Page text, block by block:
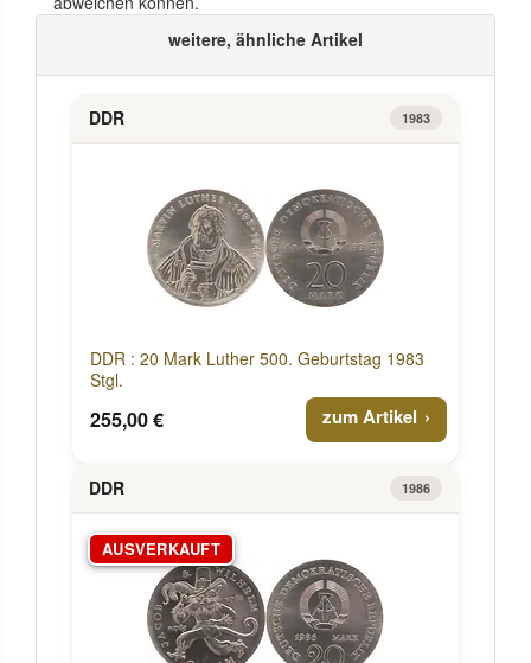
weitere, ähnliche Artikel
DDR 1983
DDR : 20 Mark Luther 500. Geburtstag 1983
Stgl.
255,00 € zum Artikel
DDR 1986
AUSVERKAUFT